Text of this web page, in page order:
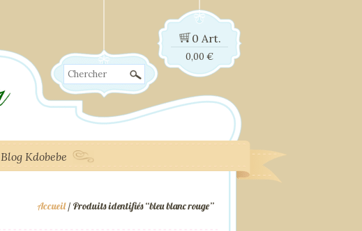
Chercher
0 Art.
0,00 €
Blog Kdobebe
Accueil/ Produits identifiés “bleu blanc rouge”